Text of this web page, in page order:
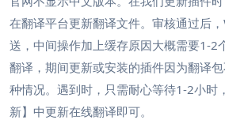
在翻译平台更新翻译文件。审核通过后
送，中间操作加上缓存原因大概需要1-2
翻译，期间更新或安装的插件因为翻译
种情况。遇到时，只需耐心等待1-2小时
新】中更新在线翻译即可。